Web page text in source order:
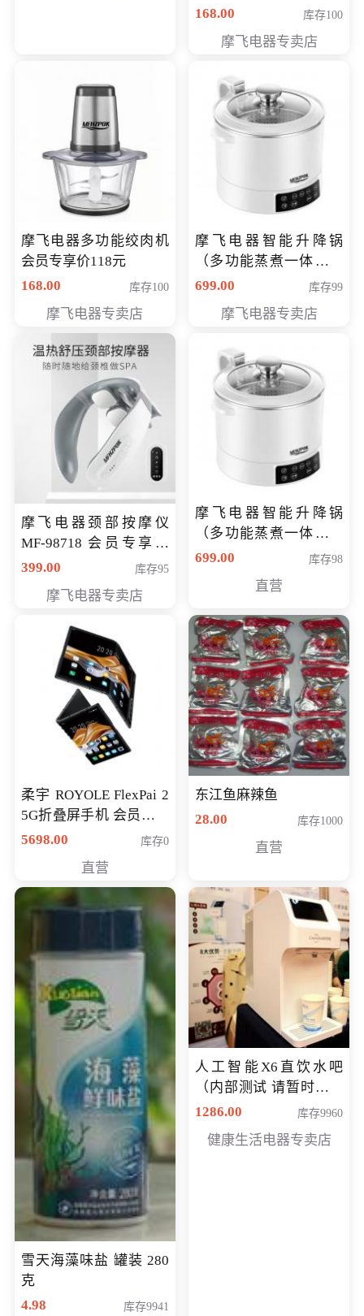
168.00
库存100
摩飞电器专卖店
摩飞电器多功能绞肉机
会员专享价118元
168.00
库存100
摩飞电器专卖店
摩飞电器智能升降锅
（多功能蒸煮一体锅）
（智能升降养生锅） 会
699.00 库存99
摩飞电器专卖店
摩飞电器颈部按摩仪
MF-98718 会员专享价
299元
399.00 库存95
摩飞电器专卖店
摩飞电器智能升降锅
（多功能蒸煮一体锅）
（智能升降养生锅） 会
699.00 库存98
直营
柔宇 ROYOLE FlexPai 2
5G折叠屏手机 会员专享
购买价格 4998元
5698.00 库存0
直营
东江鱼麻辣鱼
28.00
库存1000
直营
雪天海藻味盐 罐装 280
克
4.98
库存9941
人工智能X6直饮水吧
（内部测试 请暂时不要
购买）
1286.00 库存9960
健康生活电器专卖店